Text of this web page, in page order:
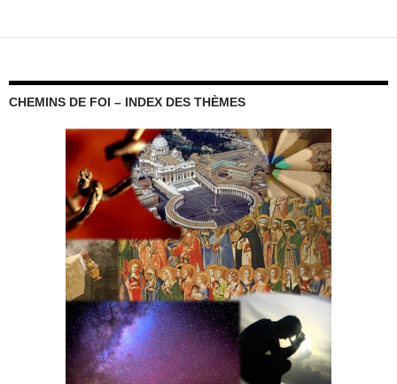
articles
CHEMINS DE FOI – INDEX DES THÈMES